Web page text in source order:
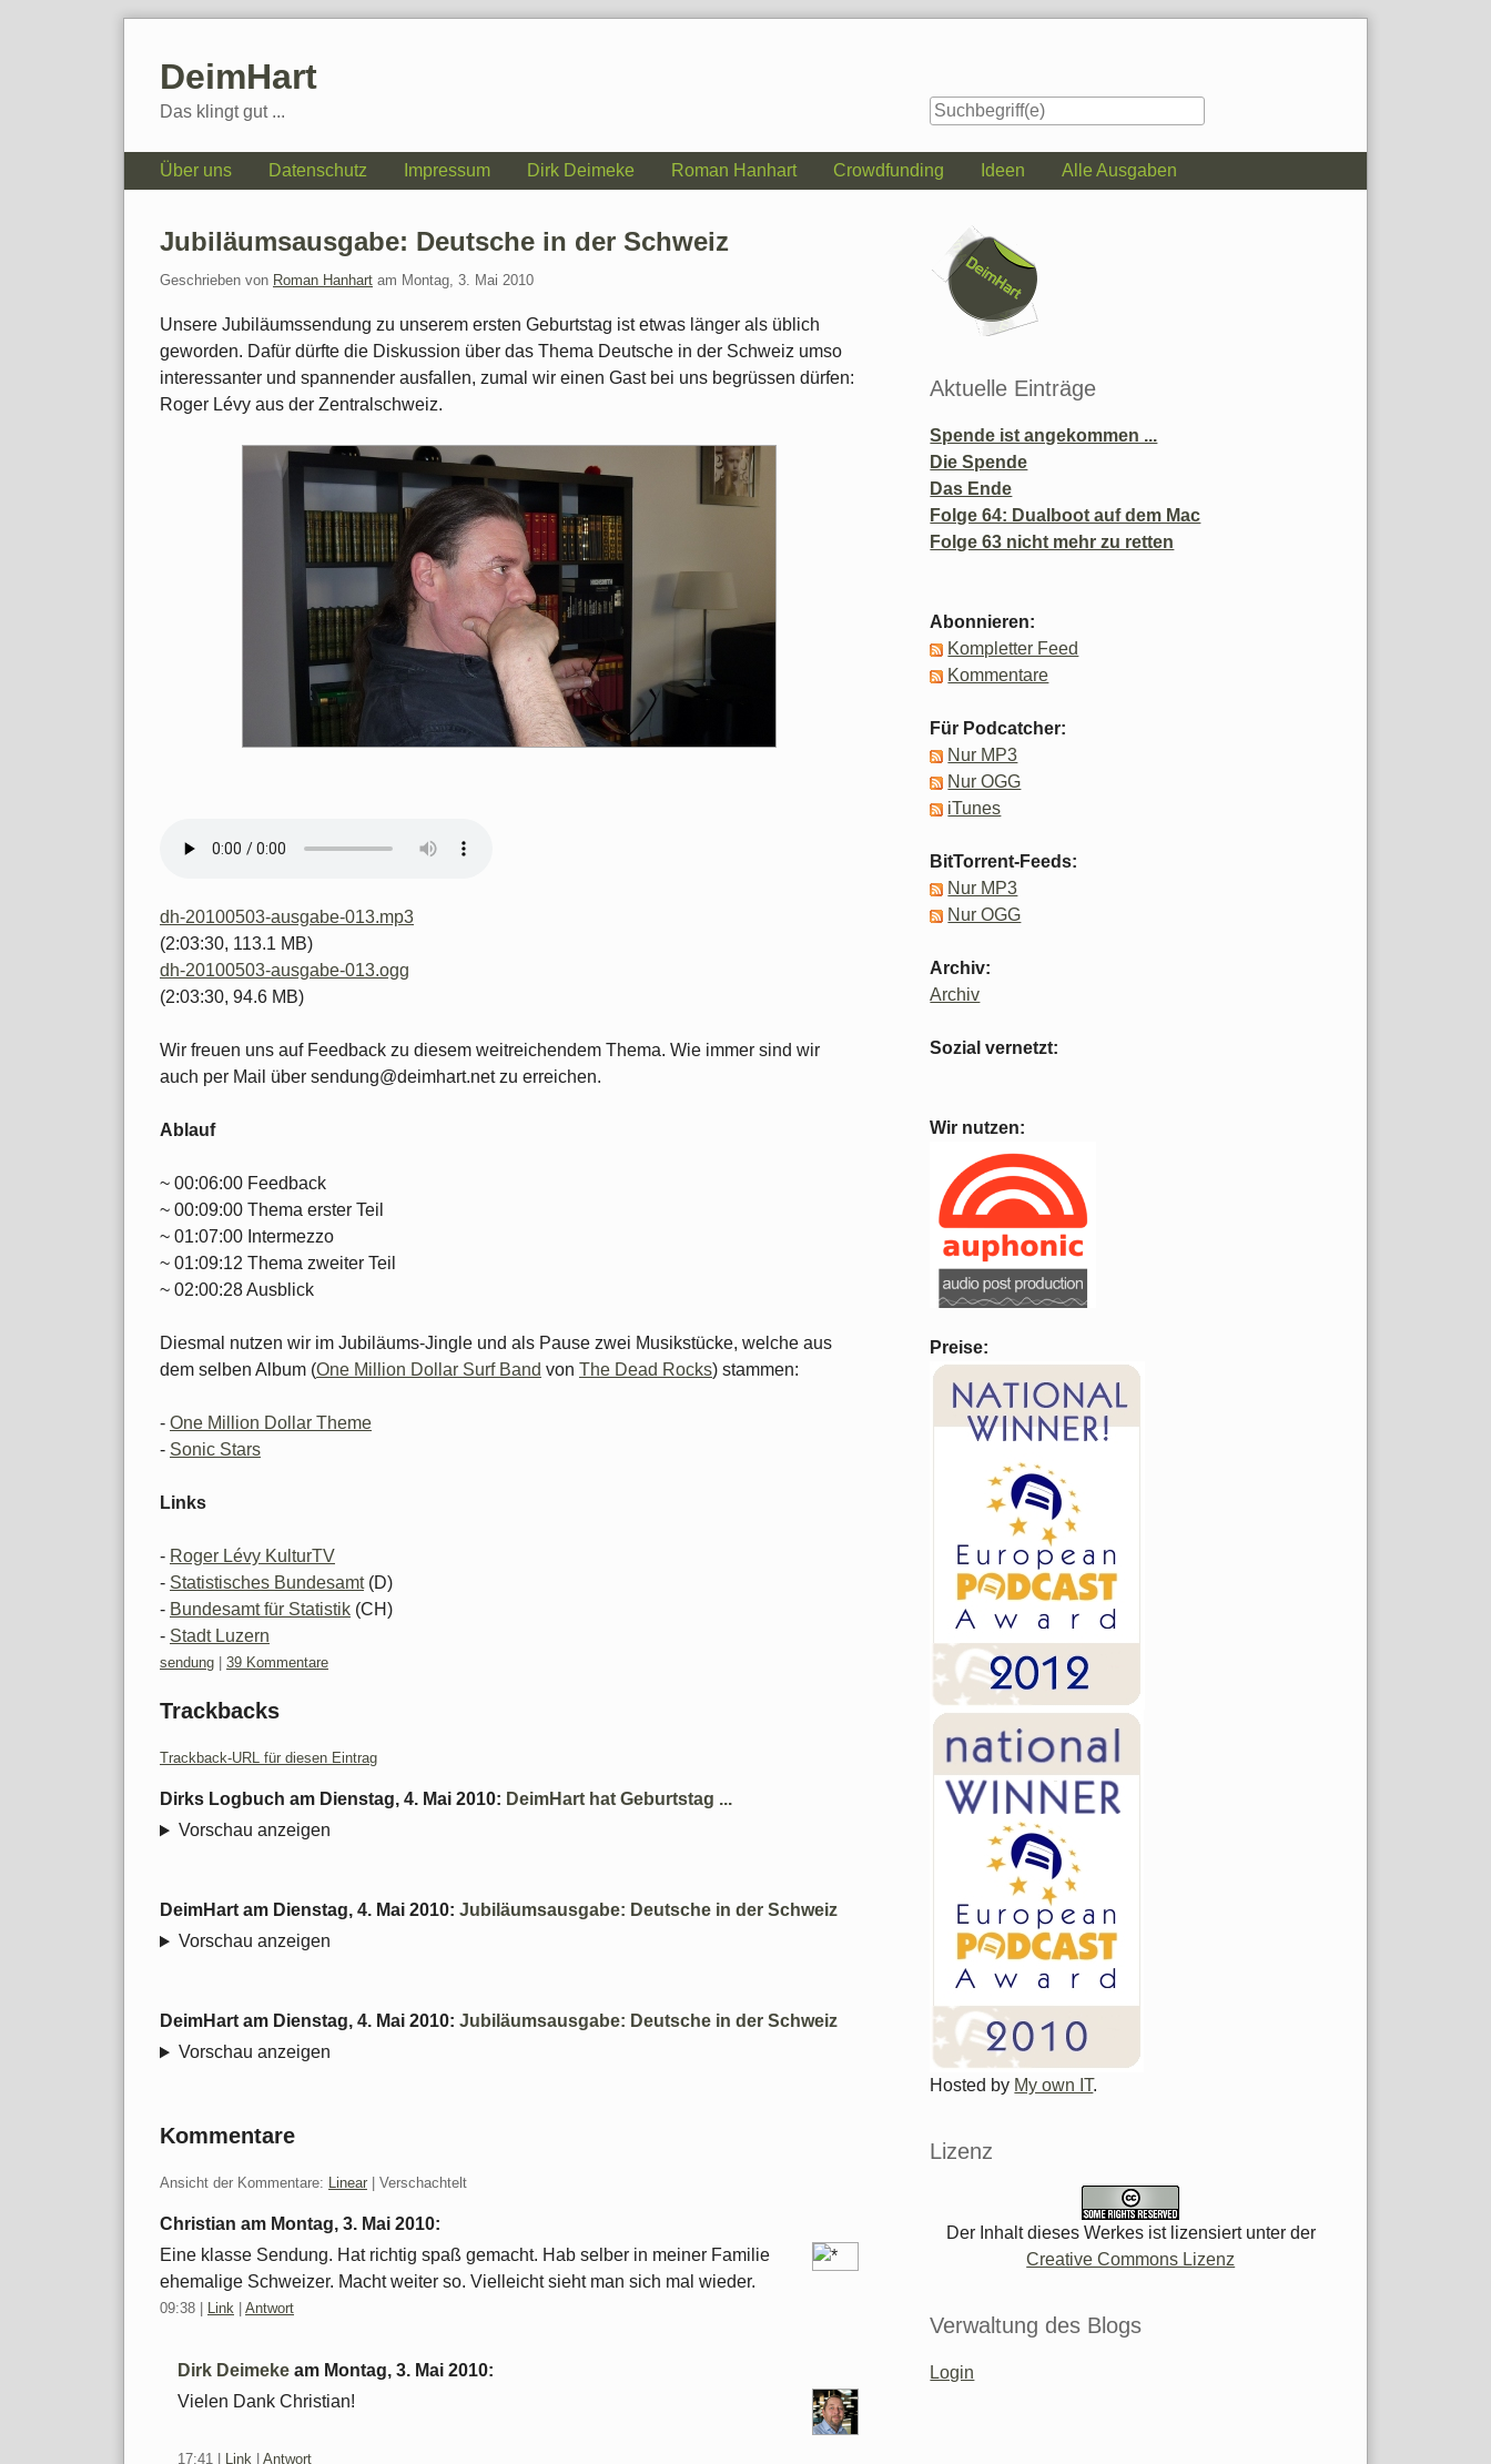
DeimHart
Das klingt gut ...
Navigation
Über uns Datenschutz Impressum Dirk Deimeke Roman Hanhart Crowdfunding Ideen Alle Ausgaben
Jubiläumsausgabe: Deutsche in der Schweiz
Geschrieben von Roman Hanhart am Montag, 3. Mai 2010
Unsere Jubiläumssendung zu unserem ersten Geburtstag ist etwas länger als üblich
geworden. Dafür dürfte die Diskussion über das Thema Deutsche in der Schweiz umso
interessanter und spannender ausfallen, zumal wir einen Gast bei uns begrüssen dürfen:
Roger Lévy aus der Zentralschweiz.
dh-20100503-ausgabe-013.mp3
(2:03:30, 113.1 MB)
dh-20100503-ausgabe-013.ogg
(2:03:30, 94.6 MB)
Wir freuen uns auf Feedback zu diesem weitreichendem Thema. Wie immer sind wir
auch per Mail über sendung@deimhart.net zu erreichen.
Ablauf
~ 00:06:00 Feedback
~ 00:09:00 Thema erster Teil
~ 01:07:00 Intermezzo
~ 01:09:12 Thema zweiter Teil
~ 02:00:28 Ausblick
Diesmal nutzen wir im Jubiläums-Jingle und als Pause zwei Musikstücke, welche aus
dem selben Album (One Million Dollar Surf Band von The Dead Rocks) stammen:
- One Million Dollar Theme
- Sonic Stars
Links
- Roger Lévy KulturTV
- Statistisches Bundesamt(D)
- Bundesamt für Statistik (CH)
- Stadt Luzern
Kategorien:
sendung 39 Kommentare
Trackbacks
Trackback-URL für diesen Eintrag
Dirks Logbuch am Dienstag, 4. Mai 2010: DeimHart hat Geburtstag ...
Vorschau anzeigen
DeimHart am Dienstag, 4. Mai 2010: Jubiläumsausgabe: Deutsche in der Schweiz
Vorschau anzeigen
DeimHart am Dienstag, 4. Mai 2010: Jubiläumsausgabe: Deutsche in der Schweiz
Vorschau anzeigen
Kommentare
Ansicht der Kommentare: Linear | Verschachtelt
Christian am Montag, 3. Mai 2010:
Eine klasse Sendung. Hat richtig spaß gemacht. Hab selber in meiner Familie
ehemalige Schweizer. Macht weiter so. Vielleicht sieht man sich mal wieder.
09:38 Link Antwort
Dirk Deimeke am Montag, 3. Mai 2010:
Vielen Dank Christian!
17:41 Link Antwort
Seitenleiste
Aktuelle Einträge
Spende ist angekommen ...
Die Spende
Das Ende
Folge 64: Dualboot auf dem Mac
Folge 63 nicht mehr zu retten
Abonnieren:
Kompletter Feed
Kommentare
Für Podcatcher:
Nur MP3
Nur OGG
iTunes
BitTorrent-Feeds:
Nur MP3
Nur OGG
Archiv:
Archiv
Sozial vernetzt:
Wir nutzen:
Preise:
Hosted by My own IT.
Lizenz
Der Inhalt dieses Werkes ist lizensiert unter der
Creative Commons Lizenz
Verwaltung des Blogs
Login